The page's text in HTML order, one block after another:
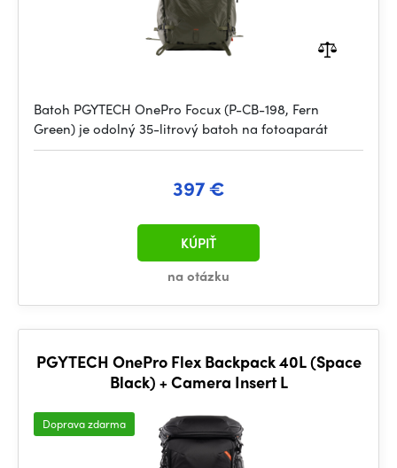
Batoh PGYTECH OnePro Focux (P-CB-198, Fern
Green) je odolný 35-litrový batoh na fotoaparát
397 €
na otázku
KÚPIŤ
PGYTECH OnePro Flex Backpack 40L (Space
Black) + Camera Insert L
Doprava zdarma